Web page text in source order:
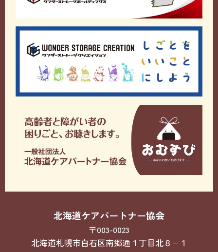
北海道ケアパートナー協会
〒003-0023
北海道札幌市白石区南郷通１丁目北８−１